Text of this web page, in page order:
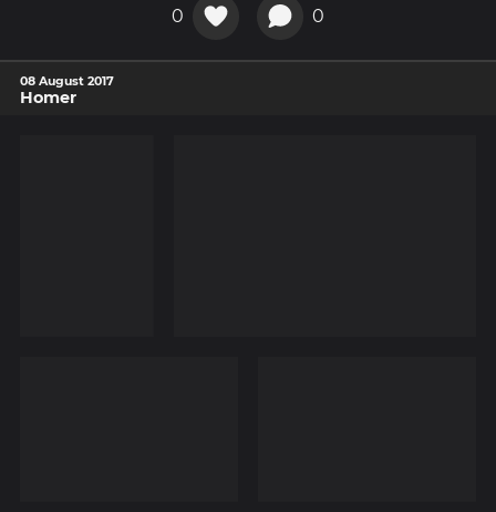
0 0
08 August 2017
Homer